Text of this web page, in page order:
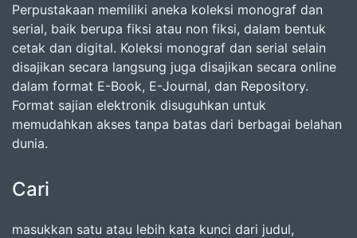
Perpustakaan memiliki aneka koleksi monograf dan
serial, baik berupa fiksi atau non fiksi, dalam bentuk
cetak dan digital. Koleksi monograf dan serial selain
disajikan secara langsung juga disajikan secara online
dalam format E-Book, E-Journal, dan Repository.
Format sajian elektronik disuguhkan untuk
memudahkan akses tanpa batas dari berbagai belahan
dunia.
Cari
masukkan satu atau lebih kata kunci dari judul,